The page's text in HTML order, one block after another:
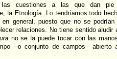
las cuestiones a las que dan
la Etnología. Lo tendríamos todo
general, puesto que no se podrían
relaciones. No tiene sentido
no se la puede tocar con las
–o conjunto de campos– abierto